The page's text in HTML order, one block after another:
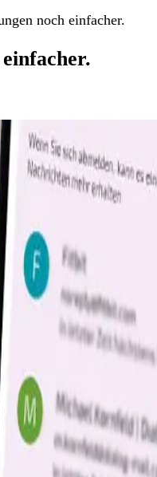
noch einfacher.